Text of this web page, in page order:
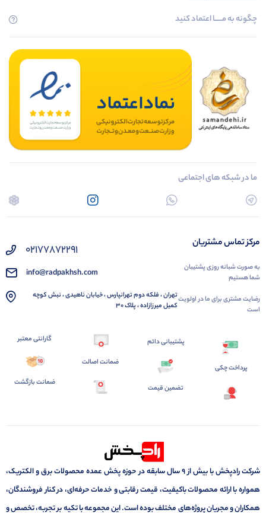
چگونه به مــــــا اعتماد کنید
ما در شبکه های اجتماعی
مرکز تماس مشتریان
به صورت شبانه روزی پشتیبان
شما هستیم
رضایت مشتری برای ما در اولویت
است
02177872291
info@radpakhsh.com
تهران ، فلکه دوم تهرانپارس ، خیابان ناهیدی ، نبش کوچه
کمیل میرزازاده ، پلاک 30
پرداخت چکی
پشتیبانی دائم
تضمین قیمت
ضمانت اصالت
گارانتی معتبر
ضمانت بازگشت
شرکت رادپخش با بیش از ۹ سال سابقه در حوزه پخش عمده محصولات برق و الکتریک،
همواره با ارائه محصولات باکیفیت، قیمت رقابتی و خدمات حرفه‌ای، در کنار فروشندگان،
همکاران و مجریان پروژه‌های مختلف بوده است. این مجموعه با تکیه بر تجربه، تخصص و